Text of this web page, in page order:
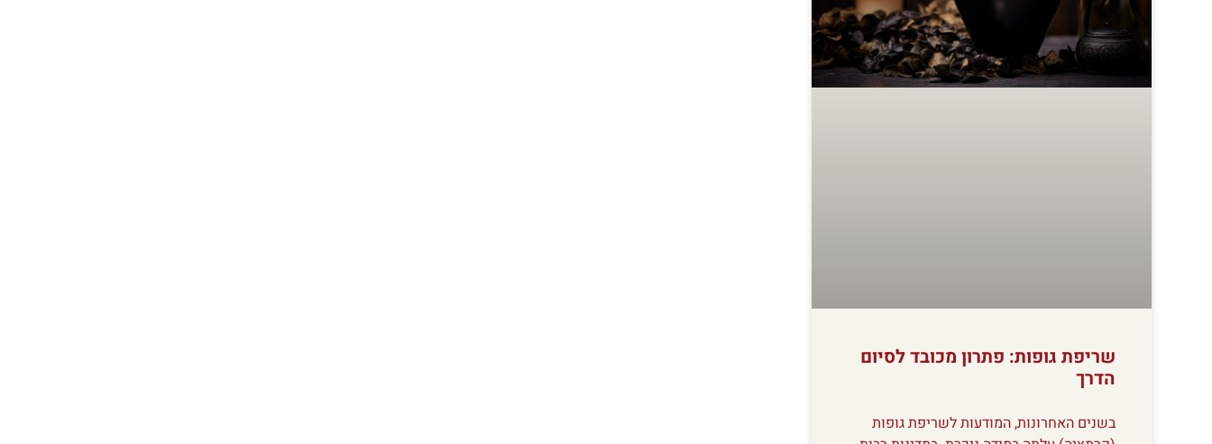
שריפת גופות: פתרון מכובד לסיום
הדרך
בשנים האחרונות, המודעות לשריפת גופות